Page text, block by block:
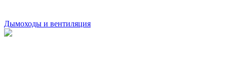
Дымоходы и вентиляция